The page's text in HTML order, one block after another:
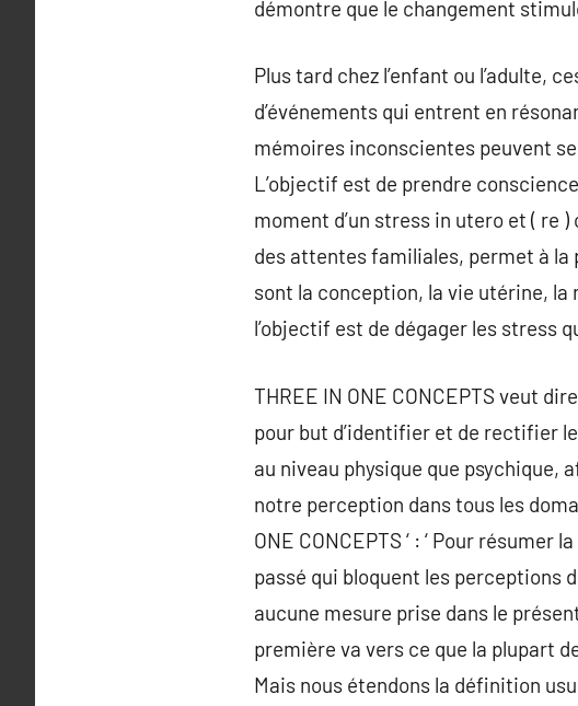
démontre que le changement
Plus tard chez l’enfant ou l’adulte,
d’événements qui entrent en
mémoires inconscientes peuvent
L’objectif est de prendre
moment d’un stress in utero et ( re
des attentes familiales, permet à la
sont la conception, la vie utérine,
l’objectif est de dégager les stress
THREE IN ONE CONCEPTS veut
pour but d’identifier et de rectifier
au niveau physique que psychique,
notre perception dans tous les
ONE CONCEPTS ‘ : ‘ Pour
passé qui bloquent les perceptions
aucune mesure prise dans le
première va vers ce que la plupart
Mais nous étendons la définition